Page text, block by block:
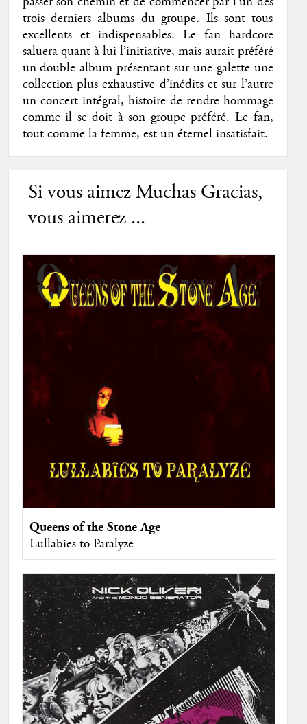
trois derniers albums du groupe. Ils sont tous
excellents et indispensables. Le fan hardcore
saluera quant à lui l’initiative, mais aurait préféré
un double album présentant sur une galette une
collection plus exhaustive d’inédits et sur l’autre
un concert intégral, histoire de rendre hommage
comme il se doit à son groupe préféré. Le fan,
tout comme la femme, est un éternel insatisfait.
Si vous aimez Muchas Gracias,
vous aimerez ...
Queens of the Stone Age
Lullabies to Paralyze